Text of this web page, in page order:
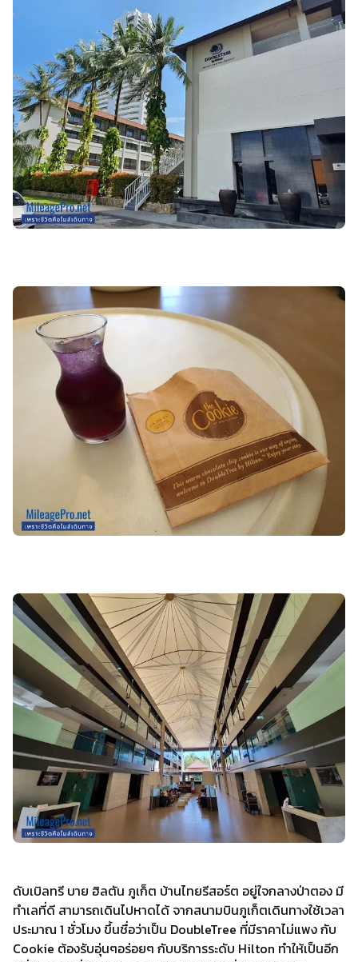
ดับเบิลทรี บาย ฮิลตัน ภูเก็ต บ้านไทยรีสอร์ต อยู่ใจกลางป่าตอง มี
ทำเลที่ดี สามารถเดินไปหาดได้ จากสนามบินภูเก็ตเดินทางใช้เวลา
ประมาณ 1 ชั่วโมง ขึ้นชื่อว่าเป็น DoubleTree ที่มีราคาไม่แพง กับ
Cookie ต้องรับอุ่นๆอร่อยๆ กับบริการระดับ Hilton ทำให้เป็นอีก